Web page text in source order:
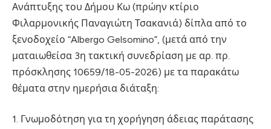
Ανάπτυξης του Δήμου Κω (πρώην κτίριο
Φιλαρμονικής Παναγιώτη Τσακανιά) δίπλα από το
ξενοδοχείο “Albergo Gelsomino”, (μετά από την
ματαιωθείσα 3η τακτική συνεδρίαση με αρ. πρ.
πρόσκλησης 10659/18-05-2026) με τα παρακάτω
θέματα στην ημερήσια διάταξη:
1. Γνωμοδότηση για τη χορήγηση άδειας παράτασης